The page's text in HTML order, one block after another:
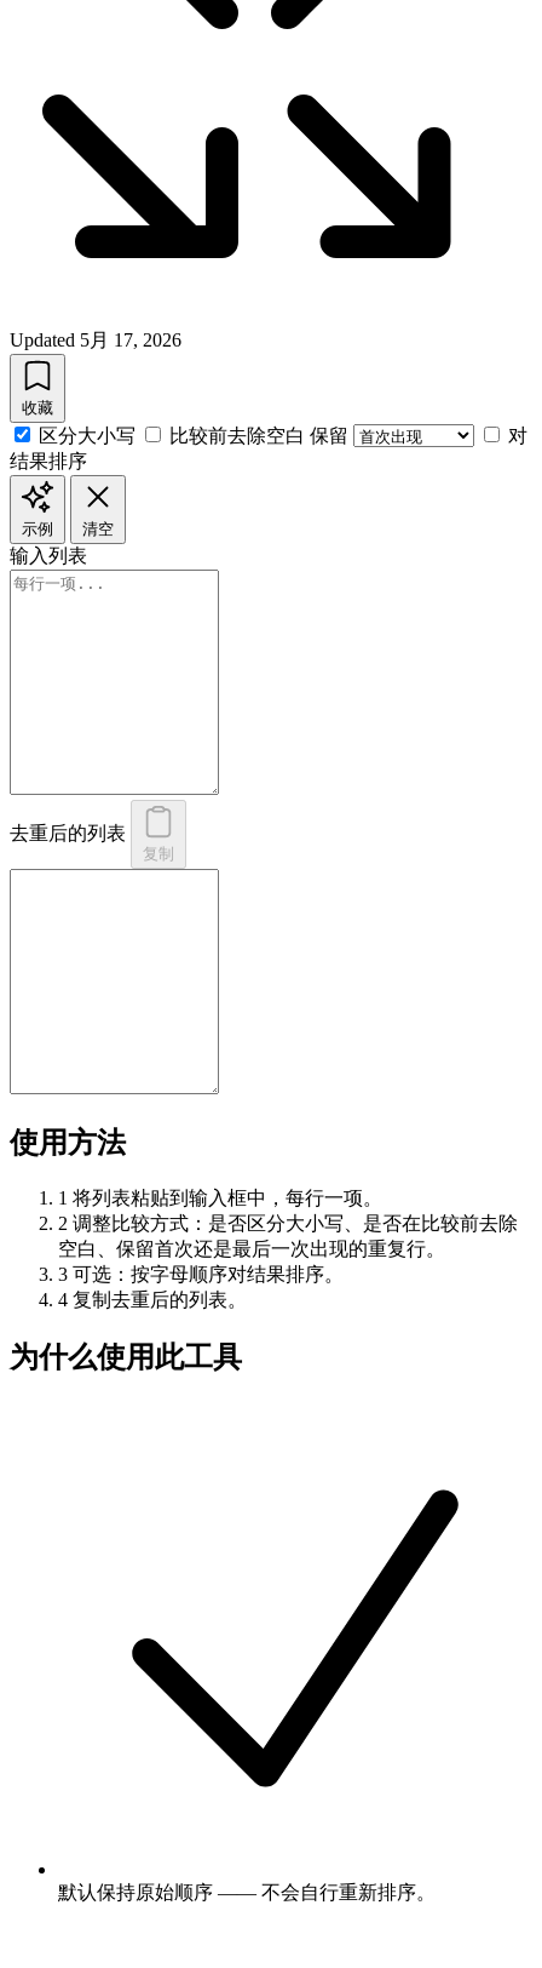
Updated 5月 17, 2026
收藏
区分大小写 比较前去除空白 保留
对
结果排序
示例 清空
输入列表
去重后的列表
复制
使用方法
1 将列表粘贴到输入框中，每行一项。
2 调整比较方式：是否区分大小写、是否在比较前去除
空白、保留首次还是最后一次出现的重复行。
3 可选：按字母顺序对结果排序。
4 复制去重后的列表。
为什么使用此工具
默认保持原始顺序 —— 不会自行重新排序。